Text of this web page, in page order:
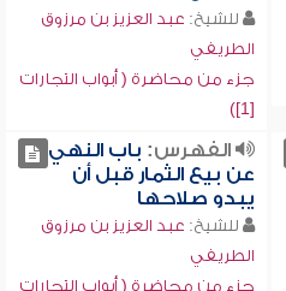
للشيخ: عبد العزيز بن مرزوق
الطريفي
جزء من محاضرة ( أبواب التجارات
[1])
الفهرس: باب النهي
عن بيع الثمار قبل أن
يبدو صلاحها
للشيخ: عبد العزيز بن مرزوق
الطريفي
جزء من محاضرة ( أبواب التجارات